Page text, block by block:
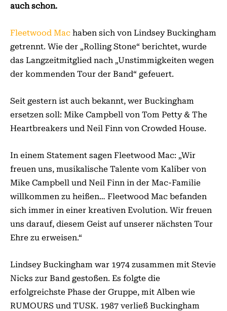
auch schon.
Fleetwood Mac haben sich von Lindsey Buckingham
getrennt. Wie der „Rolling Stone“ berichtet, wurde
das Langzeitmitglied nach „Unstimmigkeiten wegen
der kommenden Tour der Band“ gefeuert.
Seit gestern ist auch bekannt, wer Buckingham
ersetzen soll: Mike Campbell von Tom Petty & The
Heartbreakers und Neil Finn von Crowded House.
In einem Statement sagen Fleetwood Mac: „Wir
freuen uns, musikalische Talente vom Kaliber von
Mike Campbell und Neil Finn in der Mac-Familie
willkommen zu heißen… Fleetwood Mac befanden
sich immer in einer kreativen Evolution. Wir freuen
uns darauf, diesem Geist auf unserer nächsten Tour
Ehre zu erweisen.“
Lindsey Buckingham war 1974 zusammen mit Stevie
Nicks zur Band gestoßen. Es folgte die
erfolgreichste Phase der Gruppe, mit Alben wie
RUMOURS und TUSK. 1987 verließ Buckingham